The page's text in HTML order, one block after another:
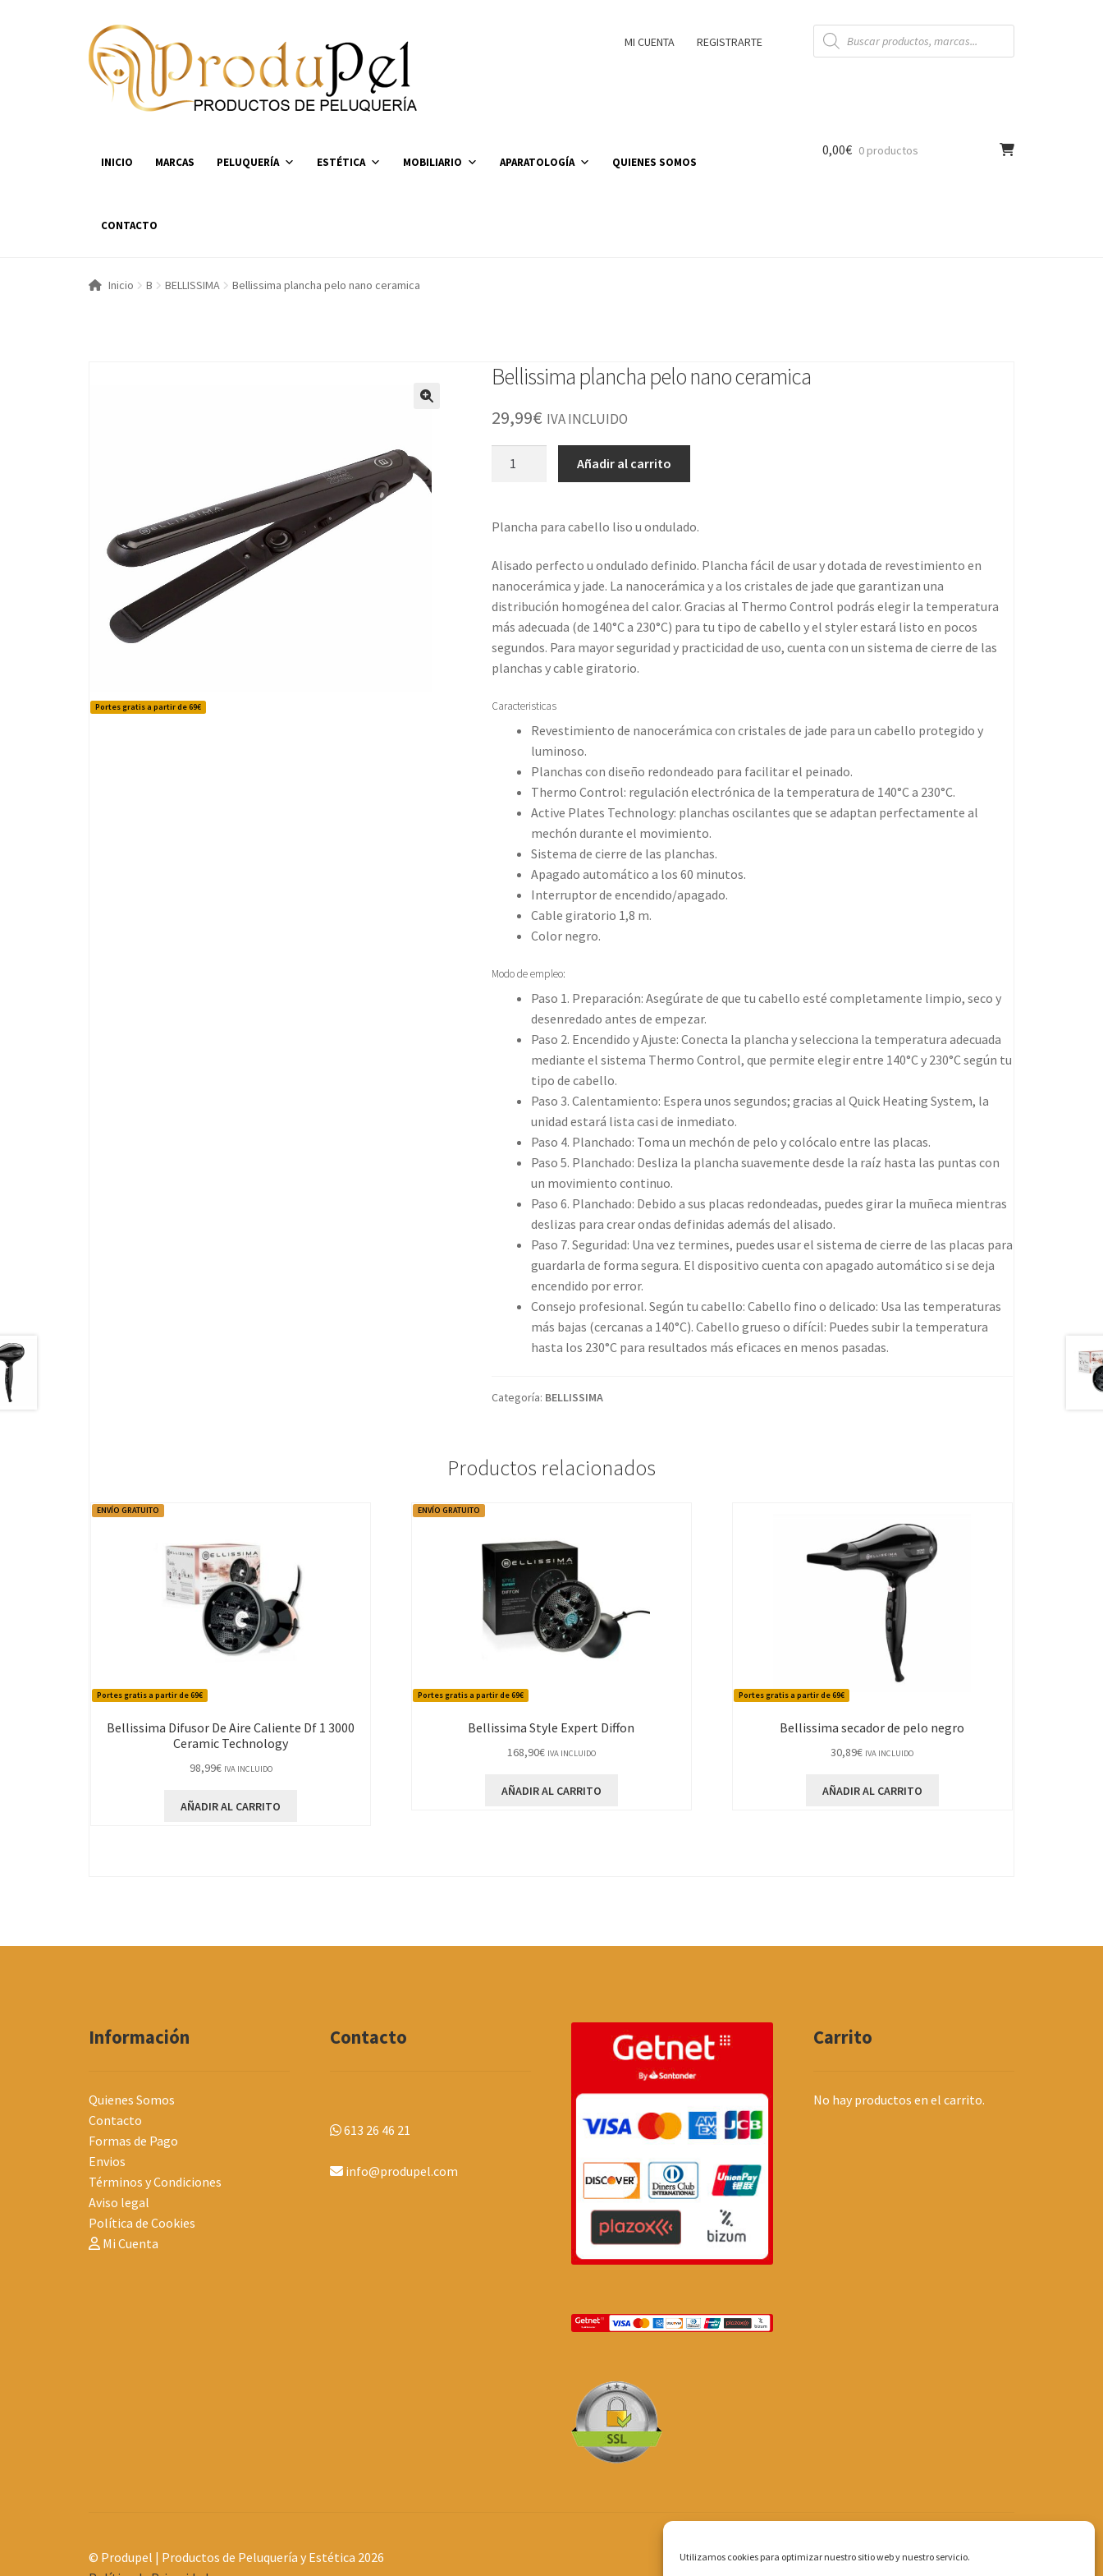
Utilizamos cookies para optimizar nuestro sitio web y nuestro servicio.
Ir
a
la
navegación
Ir
al
contenido
MI CUENTA REGISTRARTE
Búsqueda
de
productos
INICIO MARCAS PELUQUERÍA ESTÉTICA MOBILIARIO APARATOLOGÍA QUIENES SOMOS
CONTACTO
0,00€ 0 productos
Inicio B BELLISSIMA Bellissima plancha pelo nano ceramica
Portes gratis a partir de 69€
Bellissima plancha pelo nano ceramica
29,99€ IVA INCLUIDO
ceramica
Añadir al carrito
Plancha para cabello liso u ondulado.
Alisado perfecto u ondulado definido. Plancha fácil de usar y dotada de revestimiento en
nanocerámica y jade. La nanocerámica y a los cristales de jade que garantizan una
distribución homogénea del calor. Gracias al Thermo Control podrás elegir la temperatura
más adecuada (de 140°C a 230°C) para tu tipo de cabello y el styler estará listo en pocos
segundos. Para mayor seguridad y practicidad de uso, cuenta con un sistema de cierre de las
planchas y cable giratorio.
Caracteristicas
Revestimiento de nanocerámica con cristales de jade para un cabello protegido y
luminoso.
Planchas con diseño redondeado para facilitar el peinado.
Thermo Control: regulación electrónica de la temperatura de 140°C a 230°C.
Active Plates Technology: planchas oscilantes que se adaptan perfectamente al
mechón durante el movimiento.
Sistema de cierre de las planchas.
Apagado automático a los 60 minutos.
Interruptor de encendido/apagado.
Cable giratorio 1,8 m.
Color negro.
Modo de empleo:
Paso 1. Preparación: Asegúrate de que tu cabello esté completamente limpio, seco y
desenredado antes de empezar.
Paso 2. Encendido y Ajuste: Conecta la plancha y selecciona la temperatura adecuada
mediante el sistema Thermo Control, que permite elegir entre 140°C y 230°C según tu
tipo de cabello.
Paso 3. Calentamiento: Espera unos segundos; gracias al Quick Heating System, la
unidad estará lista casi de inmediato.
Paso 4. Planchado: Toma un mechón de pelo y colócalo entre las placas.
Paso 5. Planchado: Desliza la plancha suavemente desde la raíz hasta las puntas con
un movimiento continuo.
Paso 6. Planchado: Debido a sus placas redondeadas, puedes girar la muñeca mientras
deslizas para crear ondas definidas además del alisado.
Paso 7. Seguridad: Una vez termines, puedes usar el sistema de cierre de las placas para
guardarla de forma segura. El dispositivo cuenta con apagado automático si se deja
encendido por error.
Consejo profesional. Según tu cabello: Cabello fino o delicado: Usa las temperaturas
más bajas (cercanas a 140°C). Cabello grueso o difícil: Puedes subir la temperatura
hasta los 230°C para resultados más eficaces en menos pasadas.
Categoría: BELLISSIMA
Productos relacionados
Portes gratis a partir de 69€
ENVÍO GRATUITO
Bellissima Difusor De Aire Caliente Df 1 3000
Ceramic Technology
98,99€ IVA INCLUIDO
AÑADIR AL CARRITO
Portes gratis a partir de 69€
ENVÍO GRATUITO
Bellissima Style Expert Diffon
168,90€ IVA INCLUIDO
AÑADIR AL CARRITO
Portes gratis a partir de 69€
Bellissima secador de pelo negro
30,89€ IVA INCLUIDO
AÑADIR AL CARRITO
Información
Quienes Somos
Contacto
Formas de Pago
Envios
Términos y Condiciones
Aviso legal
Política de Cookies
Mi Cuenta
Contacto
613 26 46 21
info@produpel.com
Carrito
No hay productos en el carrito.
© Produpel | Productos de Peluquería y Estética 2026